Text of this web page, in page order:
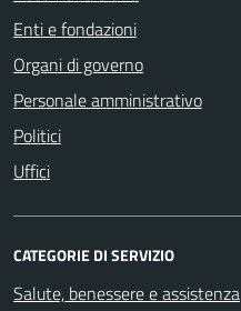
Enti e fondazioni
Organi di governo
Personale amministrativo
Politici
Uffici
CATEGORIE DI SERVIZIO
Salute, benessere e assistenza